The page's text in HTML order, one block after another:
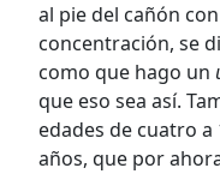
al pie del cañón
concentración, se
como que hago un
que eso sea así.
edades de cuatro a
años, que por